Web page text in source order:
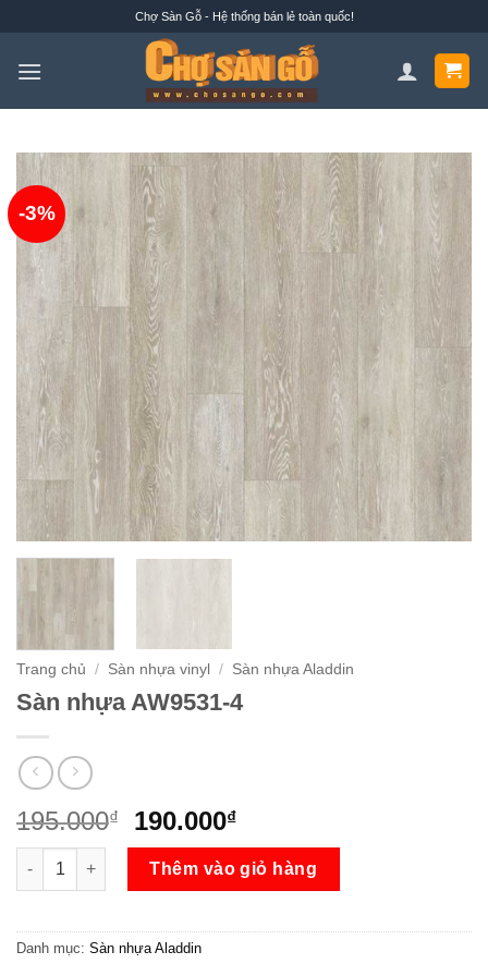
nội
Chợ Sàn Gỗ - Hệ thống bán lẻ toàn quốc!
-3%
Trang chủ / Sàn nhựa vinyl / Sàn nhựa Aladdin
Sàn nhựa AW9531-4
195.000₫
Giá
gốc
là:
195.000₫.
190.000₫Giá
hiện
tại
là:
190.000₫.
Sàn nhựa AW9531-4 số lượng
Thêm vào giỏ hàng
Danh mục: Sàn nhựa Aladdin